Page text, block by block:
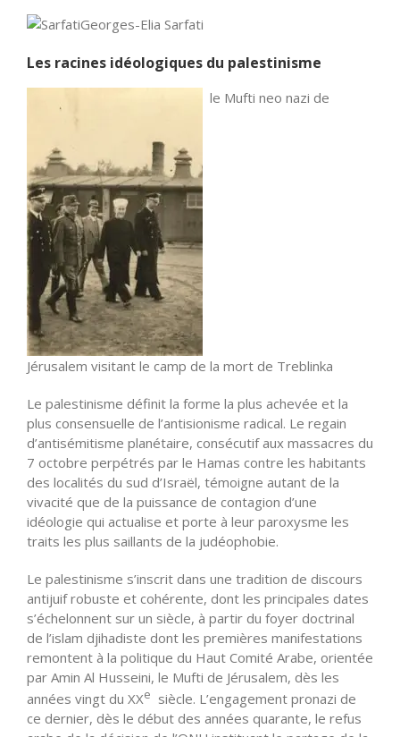
Georges-Elia Sarfati
Les racines idéologiques du palestinisme
le Mufti neo nazi de
Jérusalem visitant le camp de la mort de Treblinka
Le palestinisme définit la forme la plus achevée et la
plus consensuelle de l’antisionisme radical. Le regain
d’antisémitisme planétaire, consécutif aux massacres du
7 octobre perpétrés par le Hamas contre les habitants
des localités du sud d’Israël, témoigne autant de la
vivacité que de la puissance de contagion d’une
idéologie qui actualise et porte à leur paroxysme les
traits les plus saillants de la judéophobie.
Le palestinisme s’inscrit dans une tradition de discours
antijuif robuste et cohérente, dont les principales dates
s’échelonnent sur un siècle, à partir du foyer doctrinal
de l’islam djihadiste dont les premières manifestations
remontent à la politique du Haut Comité Arabe, orientée
par Amin Al Husseini, le Mufti de Jérusalem, dès les
années vingt du XXe siècle. L’engagement pronazi de
ce dernier, dès le début des années quarante, le refus